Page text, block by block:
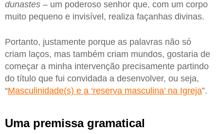
dunastes – um poderoso senhor que, com um corpo
muito pequeno e invisível, realiza façanhas divinas.
Portanto, justamente porque as palavras não só
criam laços, mas também criam mundos, gostaria de
começar a minha intervenção precisamente partindo
do título que fui convidada a desenvolver, ou seja,
“Masculinidade(s) e a ‘reserva masculina’ na Igreja”.
Uma premissa gramatical